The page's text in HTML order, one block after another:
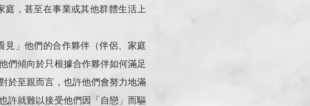
們傾向於只根據合作夥伴如何滿足
於至親而言，也許他們會努力地滿
許就難以接受他們因「自戀」而驅